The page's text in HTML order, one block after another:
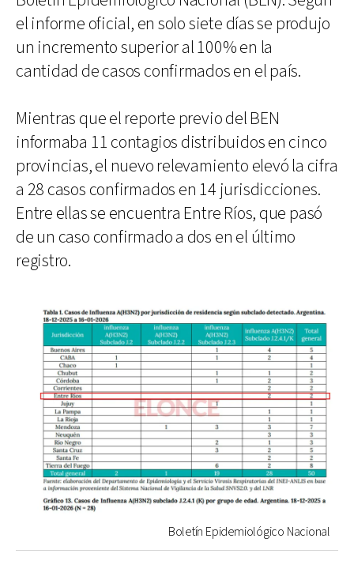
el informe oficial, en solo siete días se produjo
un incremento superior al 100% en la
cantidad de casos confirmados en el país.
Mientras que el reporte previo del BEN
informaba 11 contagios distribuidos en cinco
provincias, el nuevo relevamiento elevó la cifra
a 28 casos confirmados en 14 jurisdicciones.
Entre ellas se encuentra Entre Ríos, que pasó
de un caso confirmado a dos en el último
registro.
Boletín Epidemiológico Nacional